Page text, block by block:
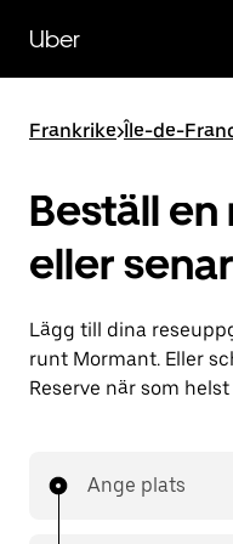
huvudinnehållet
Uber
Frankrike>Île-de-
Beställ en
eller
Lägg till dina
runt Mormant. Eller
Reserve när som
Ange plats